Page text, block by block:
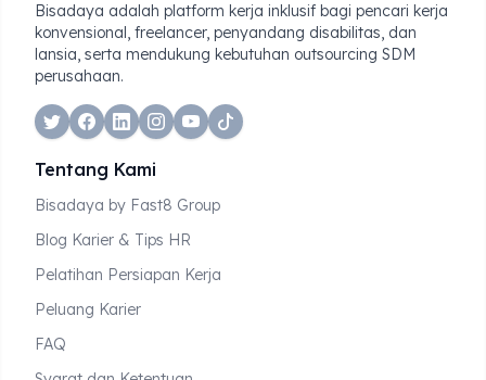
Bisadaya adalah platform kerja inklusif bagi pencari kerja
konvensional, freelancer, penyandang disabilitas, dan
lansia, serta mendukung kebutuhan outsourcing SDM
perusahaan.
twitterfacebook
linkedininstagramtiktok
Tentang Kami
Bisadaya by Fast8 Group
Blog Karier & Tips HR
Pelatihan Persiapan Kerja
Peluang Karier
FAQ